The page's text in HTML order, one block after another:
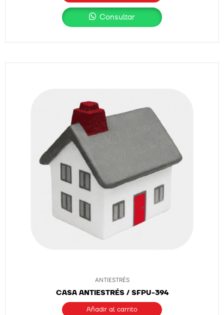
Consultar
ANTIESTRÉS
CASA ANTIESTRÉS / SFPU-394
Añadir al carrito